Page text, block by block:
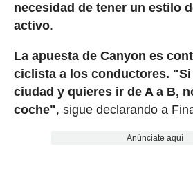
necesidad de tener un estilo
activo.
La apuesta de Canyon es
ciclista a los conductores.
ciudad y quieres ir de A a B,
coche", sigue declarando a
Anúnciate aquí